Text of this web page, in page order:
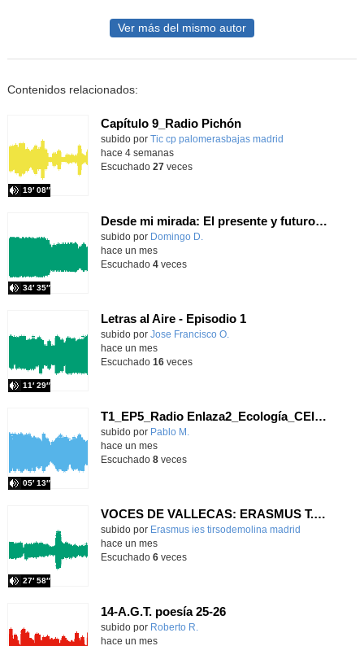
Ver más del mismo autor
Contenidos relacionados:
Capítulo 9_Radio Pichón
Contenido educativo.
subido por Tic cp palomerasbajas madrid
19′ 08″
hace 4 semanas
Escuchado 27veces
Desde mi mirada: El presente y futuro del Aula TEA
Contenido educativo.
subido por Domingo D.
34′ 35″
hace un mes
Escuchado 4veces
Letras al Aire - Episodio 1
subido por Jose Francisco O.
11′ 29″
hace un mes
Escuchado 16veces
T1_EP5_Radio Enlaza2_Ecología_CEIP San Cristóbal_Aula hospitalaria Clínico
Contenido educativo.
subido por Pablo M.
05′ 13″
hace un mes
Escuchado 8veces
VOCES DE VALLECAS: ERASMUS T.2 E.4
Contenido educativo.
subido por Erasmus ies tirsodemolina madrid
27′ 58″
hace un mes
Escuchado 6veces
14-A.G.T. poesía 25-26
Contenido educativo.
subido por Roberto R.
hace un mes